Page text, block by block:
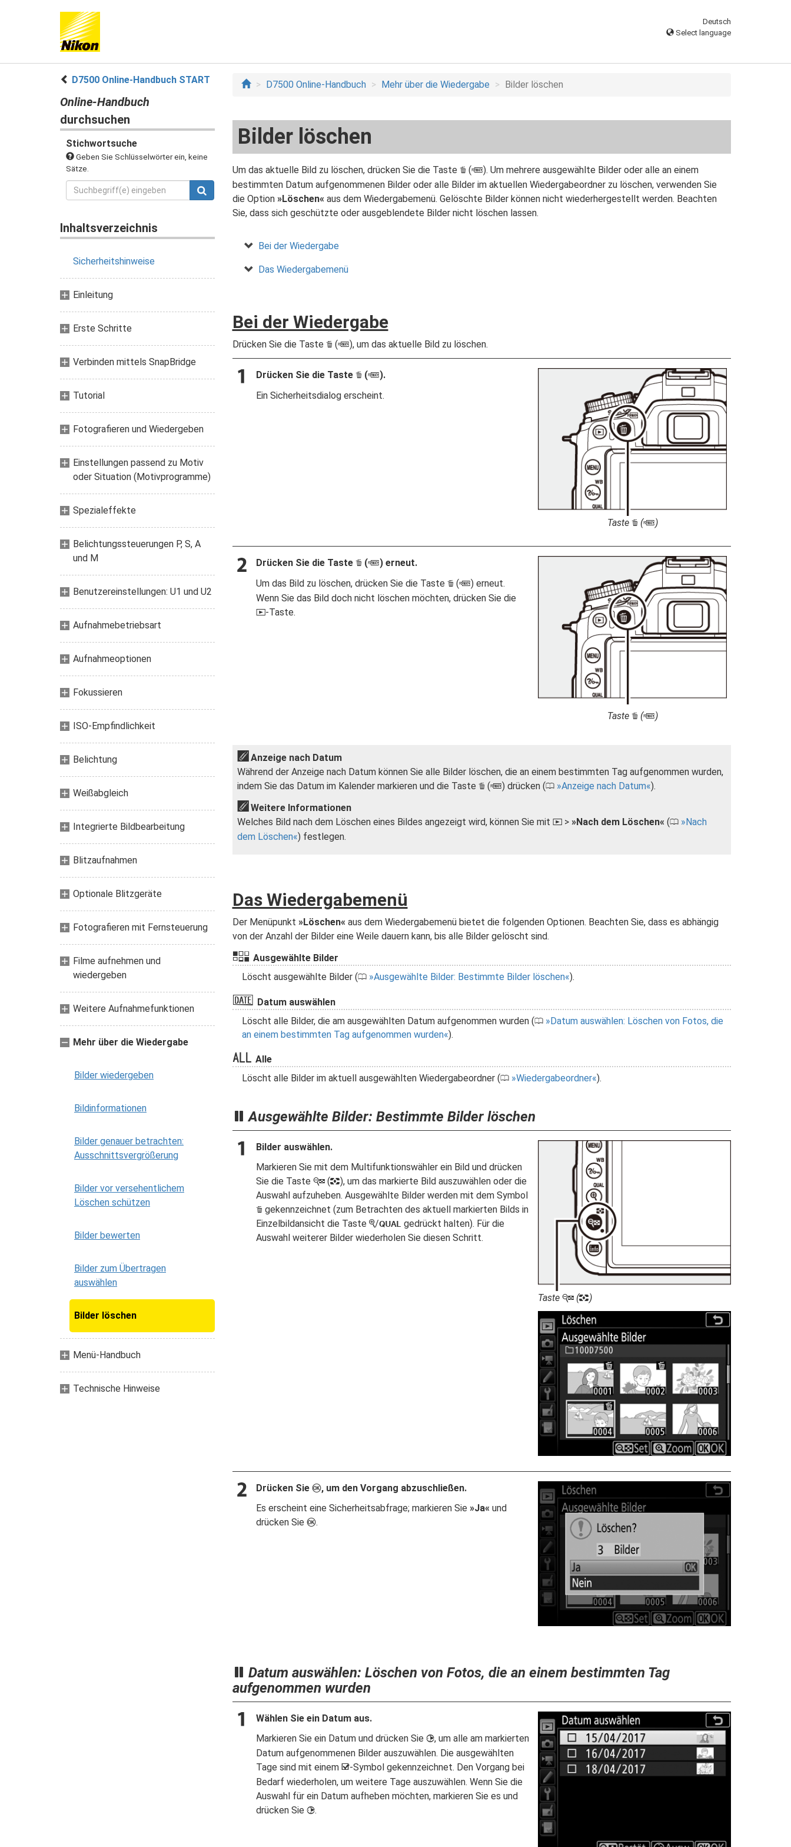
Deutsch
Select language
D7500 Online-Handbuch START
Online-Handbuch
durchsuchen
Stichwortsuche
Geben Sie Schlüsselwörter ein, keine
Sätze.
Inhaltsverzeichnis
Sicherheitshinweise
Einleitung
Erste Schritte
Verbinden mittels SnapBridge
Tutorial
Fotografieren und Wiedergeben
Einstellungen passend zu Motiv
oder Situation (Motivprogramme)
Spezialeffekte
Belichtungssteuerungen P, S, A
und M
Benutzereinstellungen: U1 und U2
Aufnahmebetriebsart
Aufnahmeoptionen
Fokussieren
ISO-Empfindlichkeit
Belichtung
Weißabgleich
Integrierte Bildbearbeitung
Blitzaufnahmen
Optionale Blitzgeräte
Fotografieren mit Fernsteuerung
Filme aufnehmen und
wiedergeben
Weitere Aufnahmefunktionen
Mehr über die Wiedergabe
Bilder wiedergeben
Bildinformationen
Bilder genauer betrachten:
Ausschnittsvergrößerung
Bilder vor versehentlichem
Löschen schützen
Bilder bewerten
Bilder zum Übertragen
auswählen
Bilder löschen
Menü-Handbuch
Technische Hinweise
D7500 Online-Handbuch Mehr über die Wiedergabe Bilder löschen
Bilder löschen
Um das aktuelle Bild zu löschen, drücken Sie die Taste O (Q). Um mehrere ausgewählte Bilder oder alle an einem
bestimmten Datum aufgenommenen Bilder oder alle Bilder im aktuellen Wiedergabeordner zu löschen, verwenden Sie
die Option »Löschen« aus dem Wiedergabemenü. Gelöschte Bilder können nicht wiederhergestellt werden. Beachten
Sie, dass sich geschützte oder ausgeblendete Bilder nicht löschen lassen.
Bei der Wiedergabe
Das Wiedergabemenü
Bei der Wiedergabe
Drücken Sie die Taste O (Q), um das aktuelle Bild zu löschen.
Drücken Sie die Taste O (Q).
Ein Sicherheitsdialog erscheint.
Taste O (Q)
Drücken Sie die Taste O (Q) erneut.
Um das Bild zu löschen, drücken Sie die Taste O (Q) erneut.
Wenn Sie das Bild doch nicht löschen möchten, drücken Sie die
K-Taste.
Taste O (Q)
Anzeige nach Datum
Während der Anzeige nach Datum können Sie alle Bilder löschen, die an einem bestimmten Tag aufgenommen wurden,
indem Sie das Datum im Kalender markieren und die Taste O (Q) drücken (0 Anzeige nach Datum ).
Weitere Informationen
Welches Bild nach dem Löschen eines Bildes angezeigt wird, können Sie mit K> »Nach dem Löschen« (0
Nach
dem Löschen ) festlegen.
Das Wiedergabemenü
Der Menüpunkt »Löschen« aus dem Wiedergabemenü bietet die folgenden Optionen. Beachten Sie, dass es abhängig
von der Anzahl der Bilder eine Weile dauern kann, bis alle Bilder gelöscht sind.
Q Ausgewählte Bilder
Löscht ausgewählte Bilder (0 Ausgewählte Bilder: Bestimmte Bilder löschen ).
n Datum auswählen
Löscht alle Bilder, die am ausgewählten Datum aufgenommen wurden (0
Datum auswählen: Löschen von Fotos, die
an einem bestimmten Tag aufgenommen wurden ).
R
Alle
Löscht alle Bilder im aktuell ausgewählten Wiedergabeordner (0 Wiedergabeordner ).
Ausgewählte Bilder: Bestimmte Bilder löschen
Bilder auswählen.
Markieren Sie mit dem Multifunktionswähler ein Bild und drücken
Sie die Taste W(Z), um das markierte Bild auszuwählen oder die
Auswahl aufzuheben. Ausgewählte Bilder werden mit dem Symbol
O gekennzeichnet (zum Betrachten des aktuell markierten Bilds in
Einzelbildansicht die Taste X/T gedrückt halten). Für die
Auswahl weiterer Bilder wiederholen Sie diesen Schritt.
TasteW (Z)
Drücken Sie J, um den Vorgang abzuschließen.
Es erscheint eine Sicherheitsabfrage; markieren Sie »Ja« und
drücken Sie J.
Datum auswählen: Löschen von Fotos, die an einem bestimmten Tag
aufgenommen wurden
Wählen Sie ein Datum aus.
Markieren Sie ein Datum und drücken Sie 2, um alle am markierten
Datum aufgenommenen Bilder auszuwählen. Die ausgewählten
Tage sind mit einem M-Symbol gekennzeichnet. Den Vorgang bei
Bedarf wiederholen, um weitere Tage auszuwählen. Wenn Sie die
Auswahl für ein Datum aufheben möchten, markieren Sie es und
drücken Sie 2.